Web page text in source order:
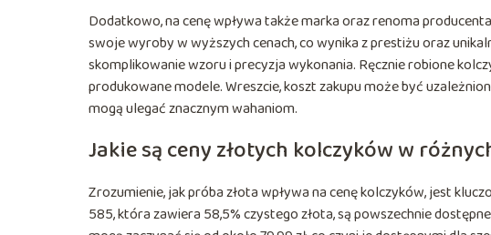
Dodatkowo, na cenę wpływa także marka oraz renoma
swoje wyroby w wyższych cenach, co wynika z prestiżu oraz
skomplikowanie wzoru i precyzja wykonania. Ręcznie robione
produkowane modele. Wreszcie, koszt zakupu może być
mogą ulegać znacznym wahaniom.
Jakie są ceny złotych kolczyków w
Zrozumienie, jak próba złota wpływa na cenę kolczyków, jest
585, która zawiera 58,5% czystego złota, są powszechnie